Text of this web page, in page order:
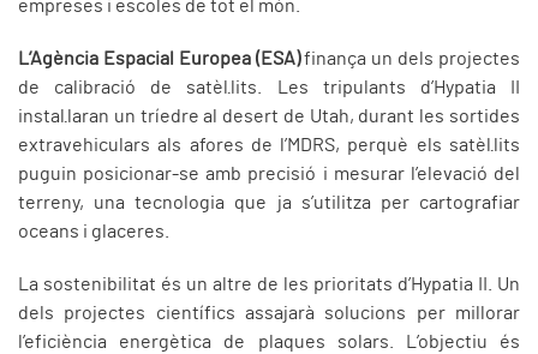
empreses i escoles de tot el món.
L’Agència Espacial Europea (ESA)finança un dels projectes
de calibració de satèl·lits. Les tripulants d’Hypatia II
instal·laran un tríedre al desert de Utah, durant les sortides
extravehiculars als afores de l’MDRS, perquè els satèl·lits
puguin posicionar-se amb precisió i mesurar l’elevació del
terreny, una tecnologia que ja s’utilitza per cartografiar
oceans i glaceres.
La sostenibilitat és un altre de les prioritats d’Hypatia II. Un
dels projectes científics assajarà solucions per millorar
l’eficiència energètica de plaques solars. L’objectiu és